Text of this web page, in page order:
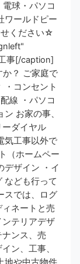
球・パソコ
ワールドピー
せください☆
事[/caption]
か？ ご家庭で
・コンセント
線 ・パソコ
お家の事、
ダイヤル
気工事以外で
（ホームペー
デザイン ・イ
なども行って
スでは、ログ
ネートと売
テリアデザ
ンス、売
ン、工事、